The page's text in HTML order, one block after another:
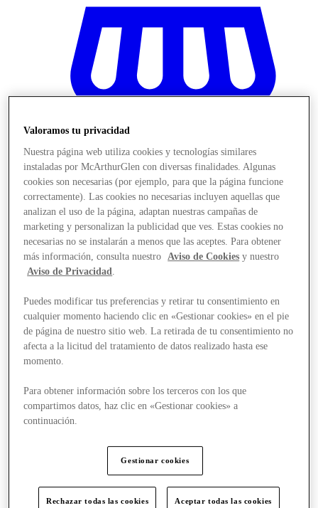
Stores
Valoramos tu privacidad
Nuestra página web utiliza cookies y tecnologías similares
instaladas por McArthurGlen con diversas finalidades. Algunas
cookies son necesarias (por ejemplo, para que la página funcione
correctamente). Las cookies no necesarias incluyen aquellas que
analizan el uso de la página, adaptan nuestras campañas de
marketing y personalizan la publicidad que ves. Estas cookies no
necesarias no se instalarán a menos que las aceptes. Para obtener
más información, consulta nuestro
Aviso de Cookies y nuestro
Aviso de Privacidad
Puedes modificar tus preferencias y retirar tu consentimiento en
cualquier momento haciendo clic en «Gestionar cookies» en el pie
de página de nuestro sitio web. La retirada de tu consentimiento no
afecta a la licitud del tratamiento de datos realizado hasta ese
momento.
Para obtener información sobre los terceros con los que
compartimos datos, haz clic en «Gestionar cookies» a
continuación.
Gestionar cookies
Rechazar todas las cookies Aceptar todas las cookies